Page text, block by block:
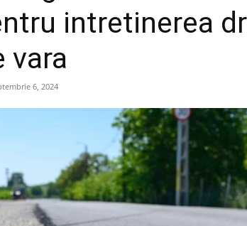
intretinerea
vara
6, 2024